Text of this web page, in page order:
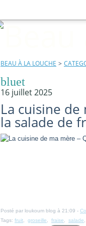
BEAU À LA LOUCHE >
bluet
16 juillet 2025
La cuisine
la salade de
Posté par loukoum blog à 21:09 -
Tags: fruit groseille fraise salade